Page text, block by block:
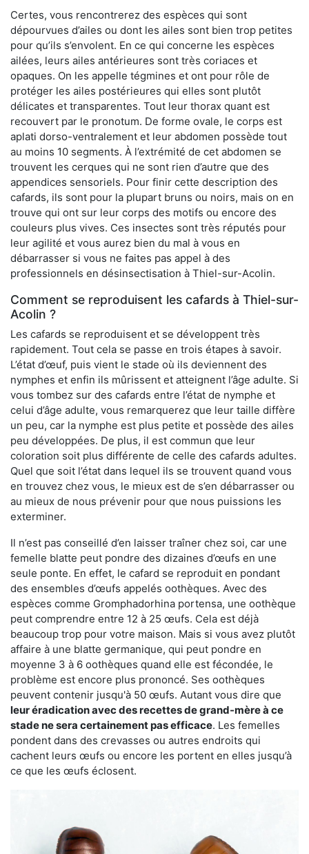
Certes, vous rencontrerez des espèces qui sont
dépourvues d’ailes ou dont les ailes sont bien trop petites
pour qu’ils s’envolent. En ce qui concerne les espèces
ailées, leurs ailes antérieures sont très coriaces et
opaques. On les appelle tégmines et ont pour rôle de
protéger les ailes postérieures qui elles sont plutôt
délicates et transparentes. Tout leur thorax quant est
recouvert par le pronotum. De forme ovale, le corps est
aplati dorso-ventralement et leur abdomen possède tout
au moins 10 segments. À l’extrémité de cet abdomen se
trouvent les cerques qui ne sont rien d’autre que des
appendices sensoriels. Pour finir cette description des
cafards, ils sont pour la plupart bruns ou noirs, mais on en
trouve qui ont sur leur corps des motifs ou encore des
couleurs plus vives. Ces insectes sont très réputés pour
leur agilité et vous aurez bien du mal à vous en
débarrasser si vous ne faites pas appel à des
professionnels en désinsectisation à Thiel-sur-Acolin.
Comment se reproduisent les cafards à Thiel-sur-
Acolin ?
Les cafards se reproduisent et se développent très
rapidement. Tout cela se passe en trois étapes à savoir.
L’état d’œuf, puis vient le stade où ils deviennent des
nymphes et enfin ils mûrissent et atteignent l’âge adulte. Si
vous tombez sur des cafards entre l’état de nymphe et
celui d’âge adulte, vous remarquerez que leur taille diffère
un peu, car la nymphe est plus petite et possède des ailes
peu développées. De plus, il est commun que leur
coloration soit plus différente de celle des cafards adultes.
Quel que soit l’état dans lequel ils se trouvent quand vous
en trouvez chez vous, le mieux est de s’en débarrasser ou
au mieux de nous prévenir pour que nous puissions les
exterminer.
Il n’est pas conseillé d’en laisser traîner chez soi, car une
femelle blatte peut pondre des dizaines d’œufs en une
seule ponte. En effet, le cafard se reproduit en pondant
des ensembles d’œufs appelés oothèques. Avec des
espèces comme Gromphadorhina portensa, une oothèque
peut comprendre entre 12 à 25 œufs. Cela est déjà
beaucoup trop pour votre maison. Mais si vous avez plutôt
affaire à une blatte germanique, qui peut pondre en
moyenne 3 à 6 oothèques quand elle est fécondée, le
problème est encore plus prononcé. Ses oothèques
peuvent contenir jusqu'à 50 œufs. Autant vous dire que
leur éradication avec des recettes de grand-mère à ce
stade ne sera certainement pas efficace. Les femelles
pondent dans des crevasses ou autres endroits qui
cachent leurs œufs ou encore les portent en elles jusqu’à
ce que les œufs éclosent.